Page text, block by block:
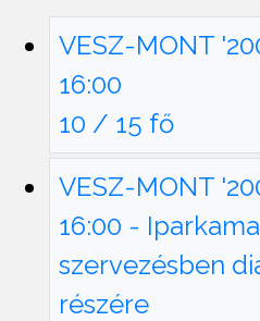
VESZ-MONT
16:00
10 / 15 fő
VESZ-MONT
16:00 -
szervezésben
részére